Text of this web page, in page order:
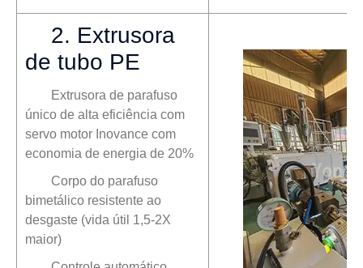
2. Extrusora
de tubo PE
Extrusora de parafuso
único de alta eficiência com
servo motor Inovance com
economia de energia de 20%
Corpo do parafuso
bimetálico resistente ao
desgaste (vida útil 1,5-2X
maior)